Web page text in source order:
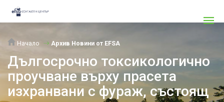
Начало Архив Новини от EFSA
Дългосрочно токсикологично
проучване върху прасета
изхранвани с фураж, състоящ